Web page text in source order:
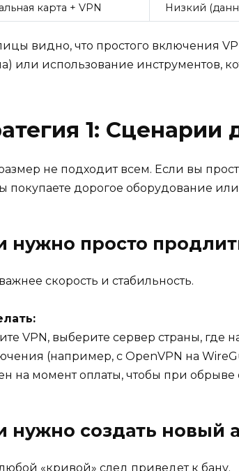
карта + VPN Низкий
видно, что простого включения
или использование инструментов,
1: Сценарии
не подходит всем. Если вы
покупаете дорогое оборудование
нужно просто
скорость и стабильность.
VPN, выберите сервер страны, где
(например, с OpenVPN на
на момент оплаты, чтобы при
нужно создать новый
«кривой» след приведет к бану.